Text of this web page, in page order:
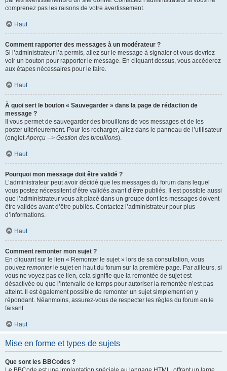
comprenez pas les raisons de votre avertissement.
Haut
Comment rapporter des messages à un modérateur ?
Si l’administrateur l’a permis, allez sur le message à signaler et vous devriez
voir un bouton pour rapporter le message. En cliquant dessus, vous accéderez
aux étapes nécessaires pour le faire.
Haut
À quoi sert le bouton « Sauvegarder » dans la page de rédaction de
message ?
Il vous permet de sauvegarder des brouillons de vos messages et de les
poster ultérieurement. Pour les recharger, allez dans le panneau de l’utilisateur
(ongletAperçu --> Gestion des brouillons).
Haut
Pourquoi mon message doit être validé ?
L’administrateur peut avoir décidé que les messages du forum dans lequel
vous postez nécessitent d’être validés avant d’être publiés. Il est possible aussi
que l’administrateur vous ait placé dans un groupe dont les messages doivent
être validés avant d’être publiés. Contactez l’administrateur pour plus
d’informations.
Haut
Comment remonter mon sujet ?
En cliquant sur le lien « Remonter le sujet » lors de sa consultation, vous
pouvez remonterle sujet en haut du forum sur la première page. Par ailleurs, si
vous ne voyez pas ce lien, cela signifie que la remontée de sujet est
désactivée ou que l’intervalle de temps pour autoriser la remontée n’est pas
atteint. Il est également possible de remonter un sujet simplement en y
répondant. Néanmoins, assurez-vous de respecter les règles du forum en le
faisant.
Haut
Mise en forme et types de sujets
Que sont les BBCodes ?